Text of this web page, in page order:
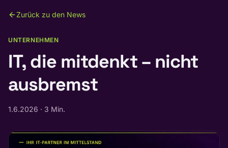
Zurück zu den News
UNTERNEHMEN
IT, die mitdenkt – nicht
ausbremst
1.6.2026 · 3 Min.